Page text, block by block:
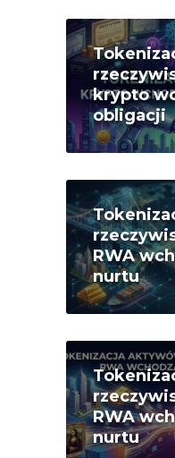
krypto
obligacji
RWA
nurtu
RWA
nurtu